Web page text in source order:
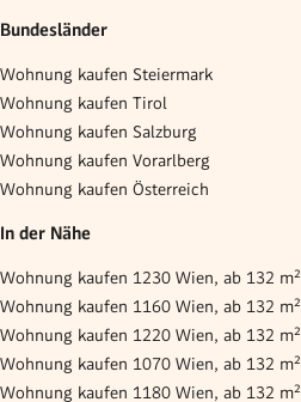
Bundesländer
Wohnung kaufen Steiermark
Wohnung kaufen Tirol
Wohnung kaufen Salzburg
Wohnung kaufen Vorarlberg
Wohnung kaufen Österreich
In der Nähe
Wohnung kaufen 1230 Wien, ab 132 m²
Wohnung kaufen 1160 Wien, ab 132 m²
Wohnung kaufen 1220 Wien, ab 132 m²
Wohnung kaufen 1070 Wien, ab 132 m²
Wohnung kaufen 1180 Wien, ab 132 m²